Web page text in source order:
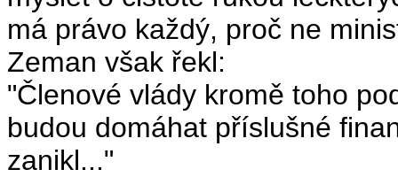
má právo každý, proč ne
Zeman však řekl:
"Členové vlády kromě toho
budou domáhat příslušné
zanikl..."